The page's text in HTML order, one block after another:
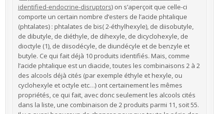
identified-endocrine-disruptors) on s’aperçoit que celle-ci
comporte un certain nombre d’esters de l’acide phtalique
(phtalates) : phtalates de bis( 2-éthylhexyle), de diisobutyle,
de dibutyle, de diéthyle, de dihexyle, de dicyclohexyle, de
dioctyle (1), de diisodécyle, de diundécyle et de benzyle et
butyle. Ce qui fait déjà 10 produits identifiés. Mais, comme
l’acide phtalique est un diacide, toutes les combinaisons 2 à 2
des alcools déjà cités (par exemple éthyle et hexyle, ou
cyclohexyle et octyle etc…) ont certainement les mêmes
propriétés, ce qui fait, avec donc seulement les alcools cités
dans la liste, une combinaison de 2 produits parmi 11, soit 55.